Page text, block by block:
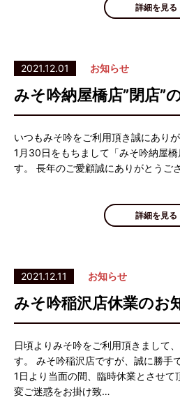
詳細を見る
2021.12.01 お知らせ
みそ吟納屋橋店”閉店”
いつもみそ吟をご利用頂き誠にあり
1月30日をもちまして「みそ吟納屋
す。 長年のご愛顧誠にありがとうご
詳細を見る
2021.12.11 お知らせ
みそ吟稲沢店休業のお
日頃よりみそ吟をご利用頂きまして
す。 みそ吟稲沢店ですが、誠に勝手
1日より当面の間、臨時休業とさせ
変ご迷惑をお掛け致…